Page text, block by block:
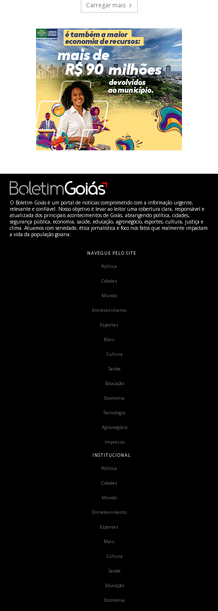
Carregar mais
O Boletim Goiás é um portal de notícias comprometido com a informação urgente,
relevante e confiável. Nosso objetivo é levar ao leitor uma cobertura clara, responsável e
atualizada dos principais acontecimentos de Goiás, abrangendo política, cidades,
segurança pública, economia, saúde, educação, agronegócio, esportes, cultura, justiça e
clima. Atuamos com seriedade, ética jornalística e foco nos fatos que realmente impactam
a vida da população goiana.
NAVEGUE PELO SITE
Política
Cidades
Mundo
Entretenimento
Esportes
Mais
Cultura
Saúde
Educação
Economia
Tecnologia
Agronegócio
Impresso
INSTITUCIONAL
Política
Cidades
Mundo
Entretenimento
Esportes
Mais
Cultura
Saúde
Educação
Economia